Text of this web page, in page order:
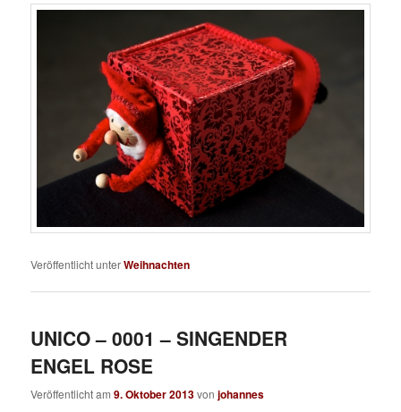
Veröffentlicht unterWeihnachten
UNICO – 0001 – SINGENDER
ENGEL ROSE
Veröffentlicht am9. Oktober 2013vonjohannes